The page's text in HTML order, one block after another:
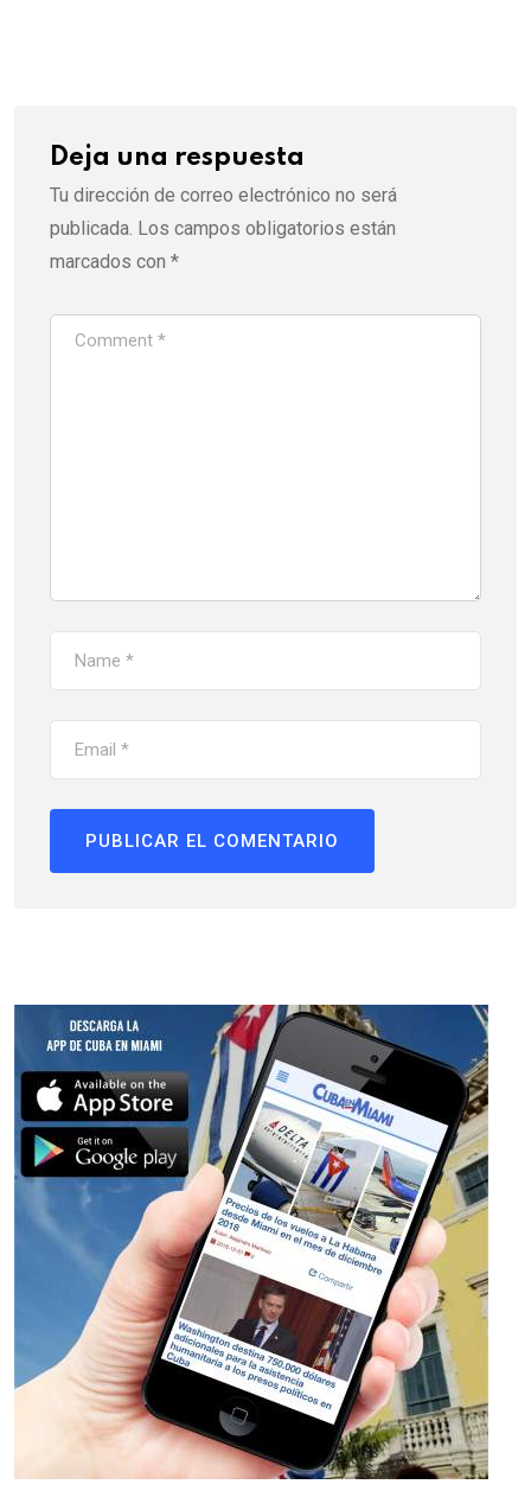
Deja una respuesta
Tu dirección de correo electrónico no será
publicada. Los campos obligatorios están
marcados con *